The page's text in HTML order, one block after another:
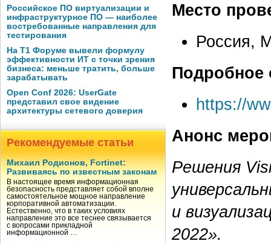
Российское ПО виртуализации и
инфраструктурное ПО — наиболее
востребованные направления для
тестирования
На Т1 Форуме вывели формулу
эффективности ИТ с точки зрения
бизнеса: меньше тратить, больше
зарабатывать
Open Conf 2026: UserGate
представил свое видение
архитектуры сетевого доверия
Рекомендуемые статьи
Михаил Родионов, Fortinet:
Развиваясь по известным законам
В настоящее время информационная
безопасность представляет собой вполне
самостоятельное мощное направление
корпоративной автоматизации.
Естественно, что в таких условиях
направление это все теснее связывается
с вопросами прикладной
информационной …
Место
Россия,
Подробное
https://
Анонс
Решения
и
2022».